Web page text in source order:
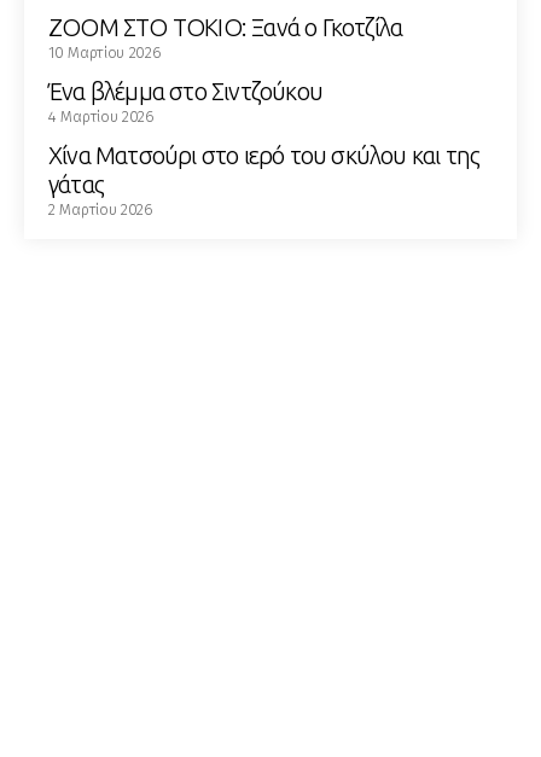
ZOOM ΣΤΟ ΤΟΚΙΟ: Ξανά ο Γκοτζίλα
10 Μαρτίου 2026
Ένα βλέμμα στο Σιντζούκου
4 Μαρτίου 2026
Χίνα Ματσούρι στο ιερό του σκύλου και της
γάτας
2 Μαρτίου 2026